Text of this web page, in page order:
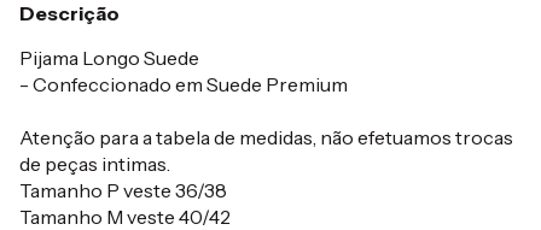
Descrição
Pijama Longo Suede
- Confeccionado em Suede Premium
Atenção para a tabela de medidas, não efetuamos trocas
de peças intimas.
Tamanho P veste 36/38
Tamanho M veste 40/42